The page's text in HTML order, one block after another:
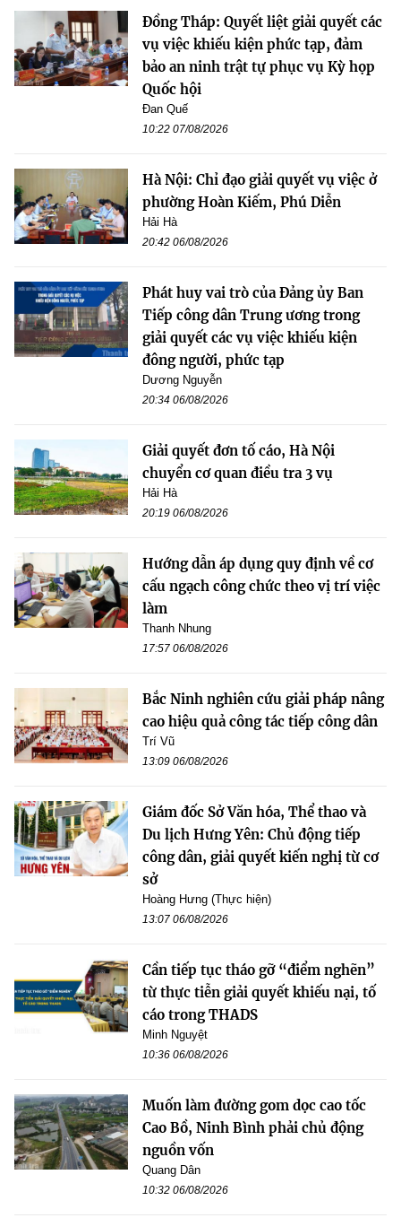
Đồng Tháp: Quyết liệt giải quyết các
vụ việc khiếu kiện phức tạp, đảm
bảo an ninh trật tự phục vụ Kỳ họp
Quốc hội
Đan Quế
10:22 07/08/2026
Hà Nội: Chỉ đạo giải quyết vụ việc ở
phường Hoàn Kiếm, Phú Diễn
Hải Hà
20:42 06/08/2026
Phát huy vai trò của Đảng ủy Ban
Tiếp công dân Trung ương trong
giải quyết các vụ việc khiếu kiện
đông người, phức tạp
Dương Nguyễn
20:34 06/08/2026
Giải quyết đơn tố cáo, Hà Nội
chuyển cơ quan điều tra 3 vụ
Hải Hà
20:19 06/08/2026
Hướng dẫn áp dụng quy định về cơ
cấu ngạch công chức theo vị trí việc
làm
Thanh Nhung
17:57 06/08/2026
Bắc Ninh nghiên cứu giải pháp nâng
cao hiệu quả công tác tiếp công dân
Trí Vũ
13:09 06/08/2026
Giám đốc Sở Văn hóa, Thể thao và
Du lịch Hưng Yên: Chủ động tiếp
công dân, giải quyết kiến nghị từ cơ
sở
Hoàng Hưng (Thực hiện)
13:07 06/08/2026
Cần tiếp tục tháo gỡ “điểm nghẽn”
từ thực tiễn giải quyết khiếu nại, tố
cáo trong THADS
Minh Nguyệt
10:36 06/08/2026
Muốn làm đường gom dọc cao tốc
Cao Bồ, Ninh Bình phải chủ động
nguồn vốn
Quang Dân
10:32 06/08/2026